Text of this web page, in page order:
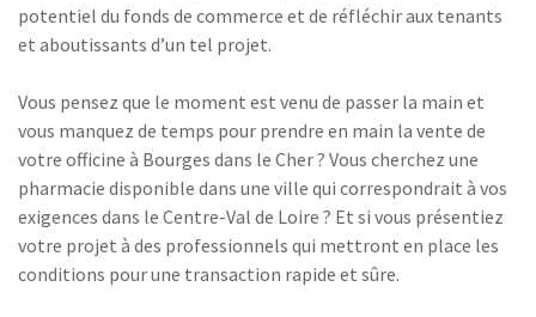
potentiel du fonds de commerce et de réfléchir aux tenants
et aboutissants d’un tel projet.
Vous pensez que le moment est venu de passer la main et
vous manquez de temps pour prendre en main la vente de
votre officine à Bourges dans le Cher ? Vous cherchez une
pharmacie disponible dans une ville qui correspondrait à vos
exigences dans le Centre-Val de Loire ? Et si vous présentiez
votre projet à des professionnels qui mettront en place les
conditions pour une transaction rapide et sûre.